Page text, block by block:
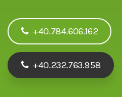
+40.784.606.162
+40.232.763.958